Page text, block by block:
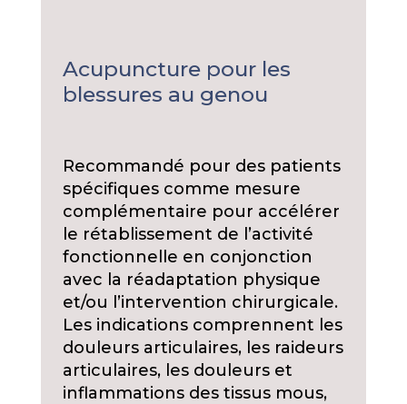
Acupuncture pour les
blessures au genou
Recommandé pour des patients
spécifiques comme mesure
complémentaire pour accélérer
le rétablissement de l’activité
fonctionnelle en conjonction
avec la réadaptation physique
et/ou l’intervention chirurgicale.
Les indications comprennent les
douleurs articulaires, les raideurs
articulaires, les douleurs et
inflammations des tissus mous,